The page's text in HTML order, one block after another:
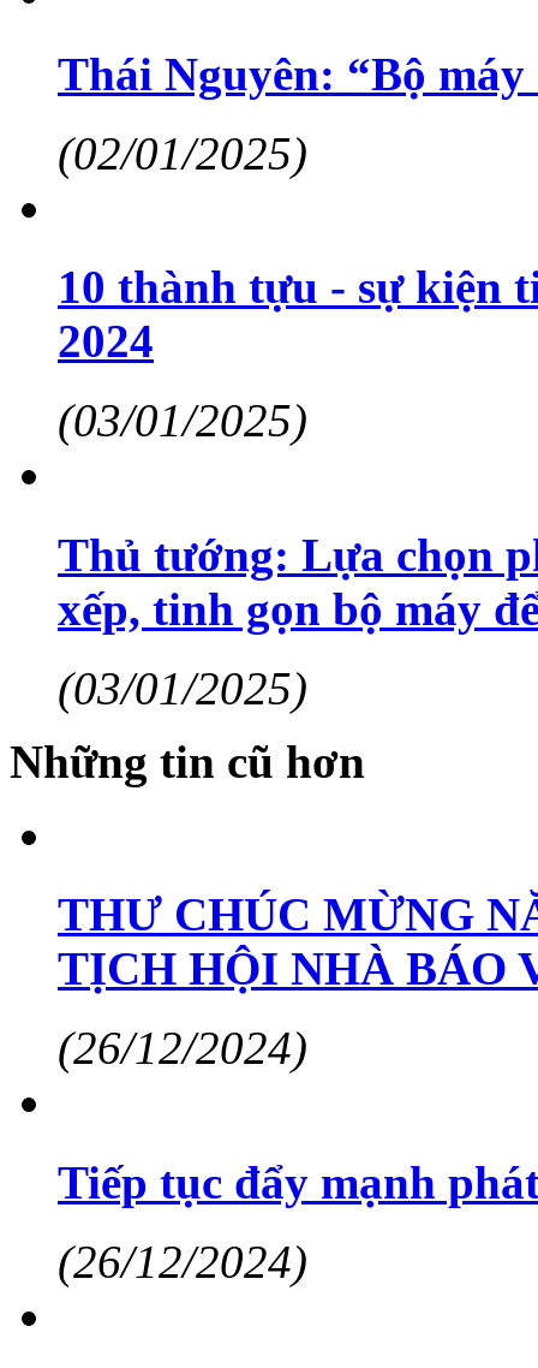
Thái Nguyên: “Bộ máy
(02/01/2025)
10 thành tựu - sự kiện
2024
(03/01/2025)
Thủ tướng: Lựa chọn
xếp, tinh gọn bộ máy
(03/01/2025)
Những tin cũ hơn
THƯ CHÚC MỪNG
TỊCH HỘI NHÀ BÁO
(26/12/2024)
Tiếp tục đẩy mạnh
(26/12/2024)